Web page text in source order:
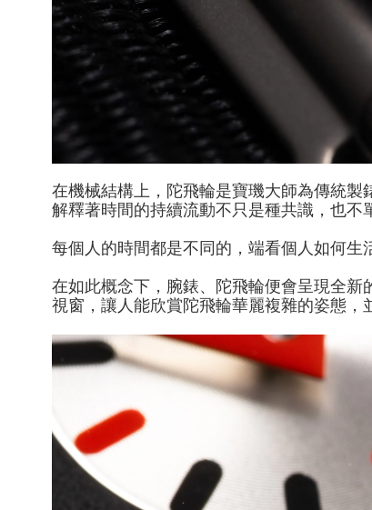
在機械結構上，陀飛輪是寶璣大師為傳統製
解釋著時間的持續流動不只是種共識，也不
每個人的時間都是不同的，端看個人如何生
在如此概念下，腕錶、陀飛輪便會呈現全
視窗，讓人能欣賞陀飛輪華麗複雜的姿態，